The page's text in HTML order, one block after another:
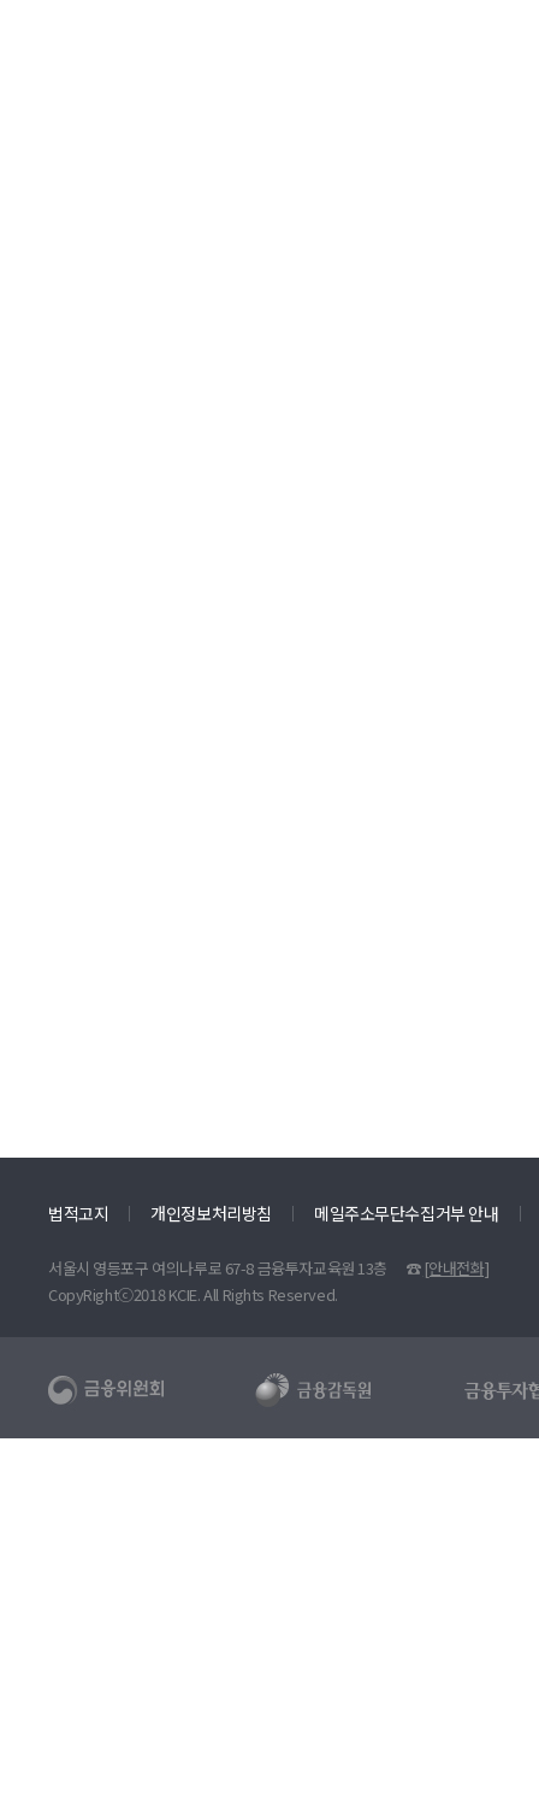
법적고지 개인정보처리방침 메일주소무단수집거부 안내
서울시 영등포구 여의나루로 67-8 금융투자교육원 13층 ☎ [안내전화]
CopyRightⓒ2018 KCIE. All Rights Reserved.